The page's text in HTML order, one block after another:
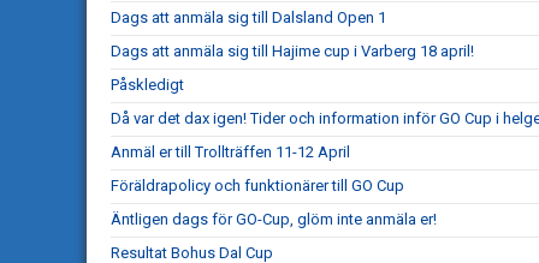
Dags att anmäla sig till Dalsland Open 1
Dags att anmäla sig till Hajime cup i Varberg 18 april!
Påskledigt
Då var det dax igen! Tider och information inför GO Cup i
Anmäl er till Trollträffen 11-12 April
Föräldrapolicy och funktionärer till GO Cup
Äntligen dags för GO-Cup, glöm inte anmäla er!
Resultat Bohus Dal Cup